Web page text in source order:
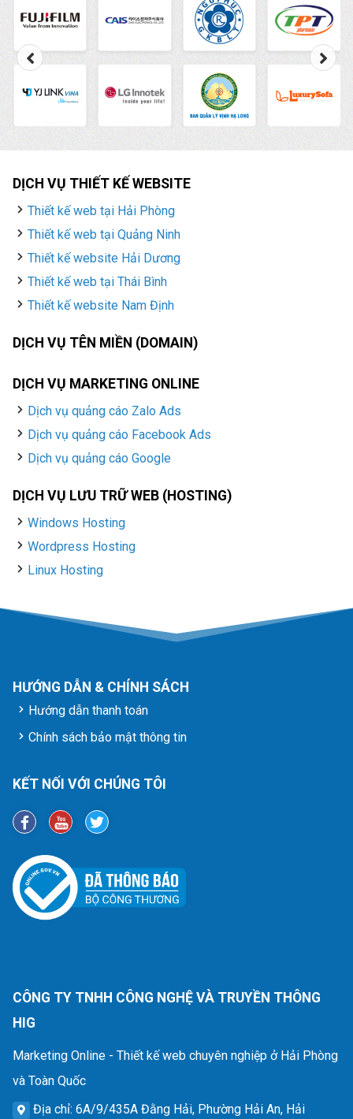
DỊCH VỤ THIẾT KẾ WEBSITE
Thiết kế web tại Hải Phòng
Thiết kế web tại Quảng Ninh
Thiết kế website Hải Dương
Thiết kế web tại Thái Bình
Thiết kế website Nam Định
DỊCH VỤ TÊN MIỀN (DOMAIN)
DỊCH VỤ MARKETING ONLINE
Dịch vụ quảng cáo Zalo Ads
Dịch vụ quảng cáo Facebook Ads
Dịch vụ quảng cáo Google
DỊCH VỤ LƯU TRỮ WEB (HOSTING)
Windows Hosting
Wordpress Hosting
Linux Hosting
HƯỚNG DẪN & CHÍNH SÁCH
Hướng dẫn thanh toán
Chính sách bảo mật thông tin
KẾT NỐI VỚI CHÚNG TÔI
CÔNG TY TNHH CÔNG NGHỆ VÀ TRUYỀN THÔNG
HIG
Marketing Online - Thiết kế web chuyên nghiệp ở Hải Phòng
và Toàn Quốc
Địa chỉ: 6A/9/435A Đằng Hải, Phường Hải An, Hải